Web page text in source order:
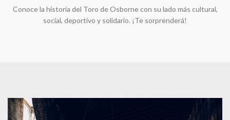
Conoce la historia del Toro de Osborne con su lado más cultural,
social, deportivo y solidario. ¡Te sorprenderá!